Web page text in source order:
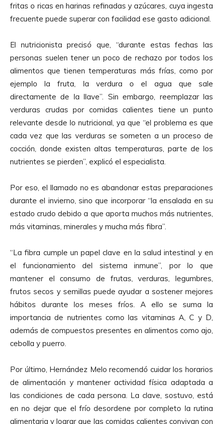
fritas o ricas en harinas refinadas y azúcares, cuya ingesta
frecuente puede superar con facilidad ese gasto adicional.
El nutricionista precisó que, “durante estas fechas las
personas suelen tener un poco de rechazo por todos los
alimentos que tienen temperaturas más frías, como por
ejemplo la fruta, la verdura o el agua que sale
directamente de la llave”. Sin embargo, reemplazar las
verduras crudas por comidas calientes tiene un punto
relevante desde lo nutricional, ya que “el problema es que
cada vez que las verduras se someten a un proceso de
cocción, donde existen altas temperaturas, parte de los
nutrientes se pierden”, explicó el especialista.
Por eso, el llamado no es abandonar estas preparaciones
durante el invierno, sino que incorporar “la ensalada en su
estado crudo debido a que aporta muchos más nutrientes,
más vitaminas, minerales y mucha más fibra”.
“La fibra cumple un papel clave en la salud intestinal y en
el funcionamiento del sistema inmune”, por lo que
mantener el consumo de frutas, verduras, legumbres,
frutos secos y semillas puede ayudar a sostener mejores
hábitos durante los meses fríos. A ello se suma la
importancia de nutrientes como las vitaminas A, C y D,
además de compuestos presentes en alimentos como ajo,
cebolla y puerro.
Por último, Hernández Melo recomendó cuidar los horarios
de alimentación y mantener actividad física adaptada a
las condiciones de cada persona. La clave, sostuvo, está
en no dejar que el frío desordene por completo la rutina
alimentaria y lograr que las comidas calientes convivan con